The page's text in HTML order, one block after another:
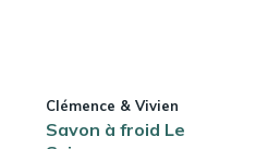
Clémence & Vivien
Savon à froid Le